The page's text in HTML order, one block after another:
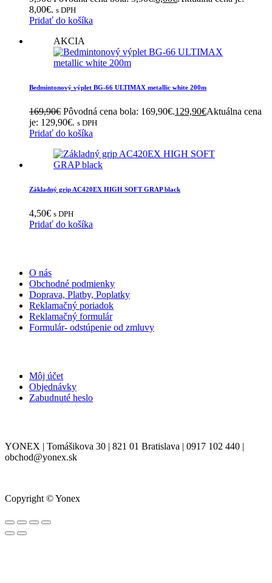
8,00€. s DPH
Pridať do košíka
AKCIA
Bedmintonový výplet BG-66 ULTIMAX metallic white 200m
169,90€ Pôvodná cena bola: 169,90€.129,90€Aktuálna cena
je: 129,90€. s DPH
Pridať do košíka
Základný grip AC420EX HIGH SOFT GRAP black
4,50€ s DPH
Pridať do košíka
O nás
Obchodné podmienky
Doprava, Platby, Poplatky
Reklamačný poriadok
Reklamačný formulár
Formulár- odstúpenie od zmluvy
Môj účet
Objednávky
Zabudnuté heslo
YONEX | Tomášikova 30 | 821 01 Bratislava | 0917 102 440 |
obchod@yonex.sk
Copyright © Yonex